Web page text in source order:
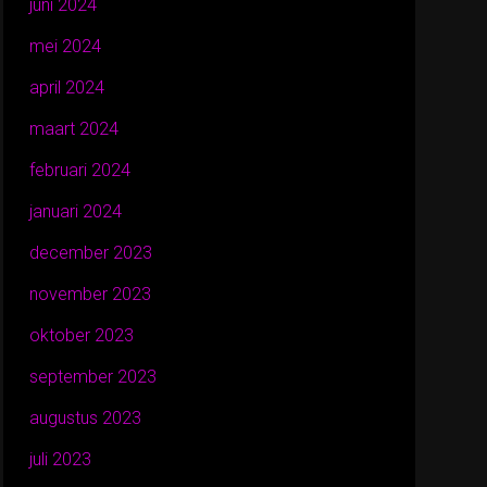
juni 2024
mei 2024
april 2024
maart 2024
februari 2024
januari 2024
december 2023
november 2023
oktober 2023
september 2023
augustus 2023
juli 2023